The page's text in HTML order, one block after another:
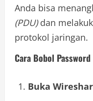
Anda bisa
(PDU)dan
protokol jaringan.
Cara Bobol
Buka